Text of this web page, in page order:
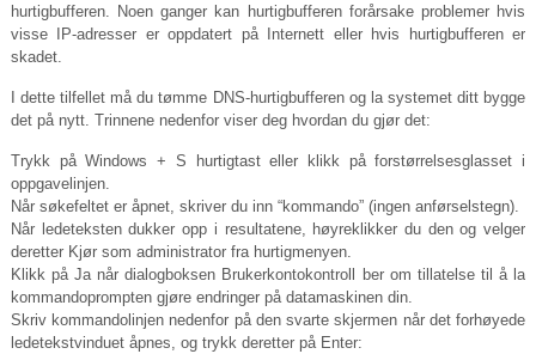
hurtigbufferen. Noen ganger kan hurtigbufferen forårsake problemer hvis
visse IP-adresser er oppdatert på Internett eller hvis hurtigbufferen er
skadet.
I dette tilfellet må du tømme DNS-hurtigbufferen og la systemet ditt bygge
det på nytt. Trinnene nedenfor viser deg hvordan du gjør det:
Trykk på Windows + S hurtigtast eller klikk på forstørrelsesglasset i
oppgavelinjen.
Når søkefeltet er åpnet, skriver du inn “kommando” (ingen anførselstegn).
Når ledeteksten dukker opp i resultatene, høyreklikker du den og velger
deretter Kjør som administrator fra hurtigmenyen.
Klikk på Ja når dialogboksen Brukerkontokontroll ber om tillatelse til å la
kommandoprompten gjøre endringer på datamaskinen din.
Skriv kommandolinjen nedenfor på den svarte skjermen når det forhøyede
ledetekstvinduet åpnes, og trykk deretter på Enter: